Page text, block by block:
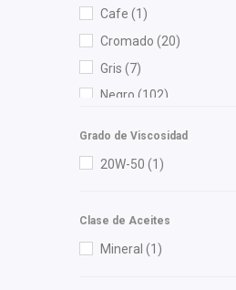
Diforza(47)
DLAA(1)
Federal Mogul
FPI(3)
Cafe (1)
Cromado (20)
Gris (7)
Negro (102)
Grado de Viscosidad
20W-50 (1)
Clase de Aceites
Mineral (1)